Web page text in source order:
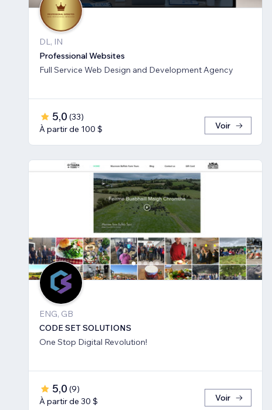
DL, IN
Professional Websites
Full Service Web Design and Development Agency
5,0 (33)
À partir de 100 $
Voir
ENG, GB
CODE SET SOLUTIONS
One Stop Digital Revolution!
5,0 (9)
À partir de 30 $
Voir